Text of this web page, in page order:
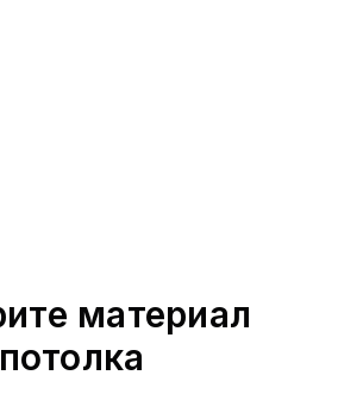
материал
потолка